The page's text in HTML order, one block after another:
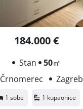
184.000 €
Stan 50㎡
Črnomerec
Zagreb
1 sobe 1 kupaonice